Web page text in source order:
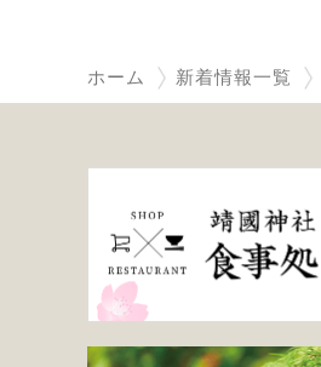
ホーム 新着情報一覧